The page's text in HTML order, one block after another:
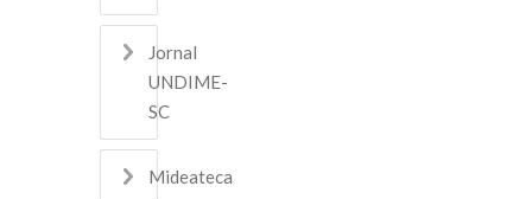
Jornal
UNDIME-
SC
Mideateca